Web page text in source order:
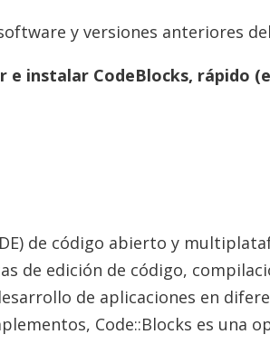
y versiones anteriores
e instalar CodeBlocks, rápido
de código abierto y
de edición de código,
de aplicaciones en
Code::Blocks es una